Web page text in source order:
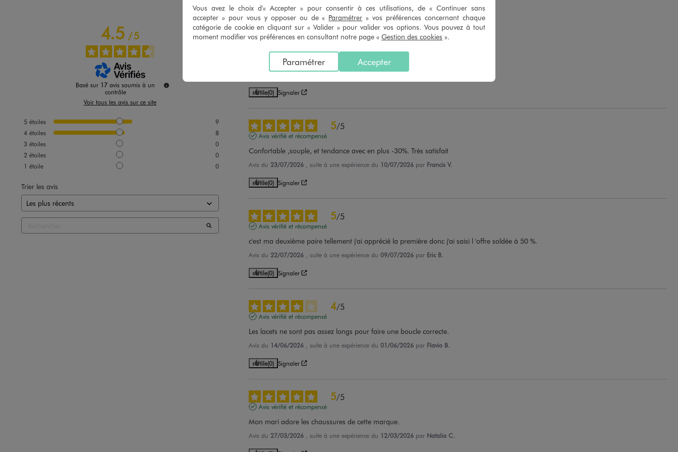
4.5/5
Basé sur 17 avis soumis à un
contrôle
Voir tous les avis sur ce site
5 étoiles
9
4 étoiles
8
3 étoiles
0
2 étoiles
0
1 étoile 0
Trier les avis
5/ 5
Avis du06/08/2026 , suite à une expérience du24/07/2026
Utile(0) Signaler
5/5
Avis vérifié et récompensé
Confortable ,souple, et tendance avec en plus -30%. Très satisfait
Avis du 23/07/2026 , suite à une expérience du 10/07/2026 par Francis V.
Utile(0) Signaler
5/5
Avis vérifié et récompensé
c'est ma deuxième paire tellement j'ai apprécié la première donc j'ai saisi l 'offre soldée à 50 %.
Avis du 22/07/2026 , suite à une expérience du 09/07/2026 par Eric B.
Utile(0) Signaler
4/5
Avis vérifié et récompensé
Les lacets ne sont pas assez longs pour faire une boucle correcte.
Avis du 14/06/2026 , suite à une expérience du 01/06/2026 par Flavio B.
Utile(0) Signaler
5/5
Avis vérifié et récompensé
Mon mari adore les chaussures de cette marque.
Avis du 27/03/2026 , suite à une expérience du 12/03/2026 par Natalia C.
Vous avez le choix d'« Accepter » pour consentir à ces utilisations, de « Continuer sans
accepter » pour vous y opposer ou de « Paramétrer » vos préférences concernant chaque
catégorie de cookie en cliquant sur « Valider » pour valider vos options. Vous pouvez à tout
moment modifier vos préférences en consultant notre page « Gestion des cookies ».
Accepter
Paramétrer